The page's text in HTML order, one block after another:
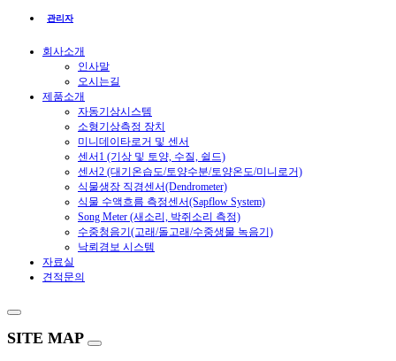
관리자
회사소개
인사말
오시는길
제품소개
자동기상시스템
소형기상측정 장치
미니데이타로거 및 센서
센서1 (기상 및 토양, 수질, 쉴드)
센서2 (대기온습도/토양수분/토양온도/미니로거)
식물생장 직경센서(Dendrometer)
식물 수액흐름 측정센서(Sapflow System)
Song Meter (새소리, 박쥐소리 측정)
수중청음기(고래/돌고래/수중생물 녹음기)
낙뢰경보 시스템
자료실
견적문의
SITE MAP